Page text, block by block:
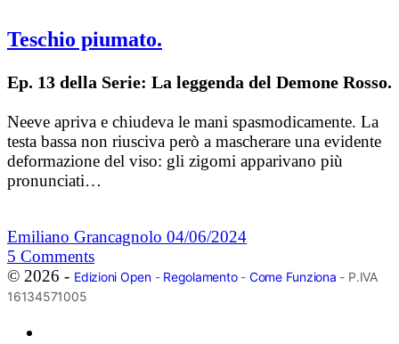
Teschio piumato.
Ep. 13 della Serie: La leggenda del Demone Rosso.
Neeve apriva e chiudeva le mani spasmodicamente. La
testa bassa non riusciva però a mascherare una evidente
deformazione del viso: gli zigomi apparivano più
pronunciati…
Emiliano Grancagnolo 04/06/2024
5 Comments
© 2026 - Edizioni Open- Regolamento- Come Funziona - P.IVA
16134571005